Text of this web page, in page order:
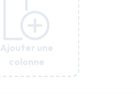
Ajouter une
colonne
Ajouter une
colonne
Ajouter une
colonne
Ajouter une
colonne
Ajouter une
colonne
Ajouter une
colonne